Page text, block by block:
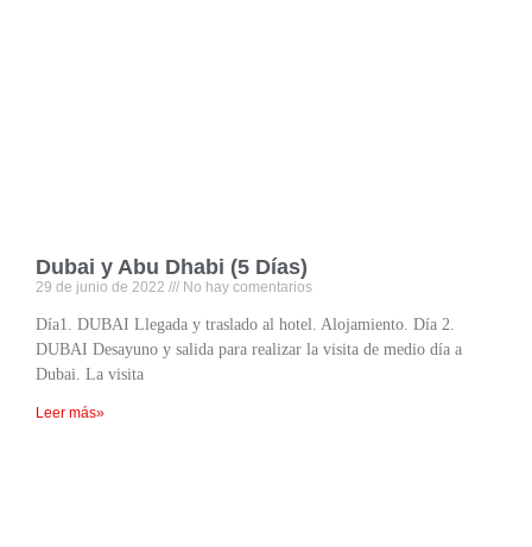
Dubai y Abu Dhabi (5 Días)
29 de junio de 2022 No hay comentarios
Día1. DUBAI Llegada y traslado al hotel. Alojamiento. Día 2.
DUBAI Desayuno y salida para realizar la visita de medio día a
Dubai. La visita
Leer más»